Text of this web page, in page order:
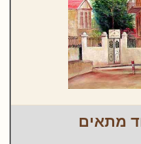
מתאים